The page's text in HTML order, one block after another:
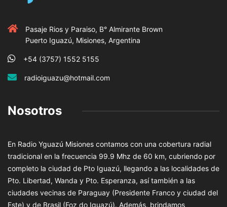
Pasaje Rios y Paraiso, B° Almirante Brown
Puerto Iguazú, Misiones, Argentina
+54 (3757) 1552 5155
radioiguazu@hotmail.com
Nosotros
En Radio Yguazú Misiones contamos con una cobertura radial
tradicional en la frecuencia 99.9 Mhz de 60 km, cubriendo por
completo la ciudad de Pto Iguazú, llegando a las localidades de
Pto. Libertad, Wanda y Pto. Esperanza, así también a las
ciudades vecinas de Paraguay (Presidente Franco y ciudad del
Este) y de Brasil (Foz do Iguazú). Además, brindamos